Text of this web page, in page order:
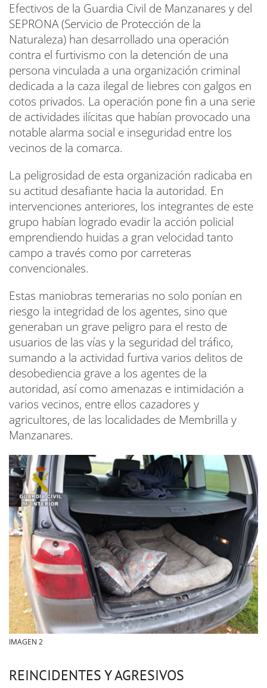
Efectivos de la Guardia Civil de Manzanares y del
SEPRONA (Servicio de Protección de la
Naturaleza) han desarrollado una operación
contra el furtivismo con la detención de una
persona vinculada a una organización criminal
dedicada a la caza ilegal de liebres con galgos en
cotos privados. La operación pone fin a una serie
de actividades ilícitas que habían provocado una
notable alarma social e inseguridad entre los
vecinos de la comarca.
La peligrosidad de esta organización radicaba en
su actitud desafiante hacia la autoridad. En
intervenciones anteriores, los integrantes de este
grupo habían logrado evadir la acción policial
emprendiendo huidas a gran velocidad tanto
campo a través como por carreteras
convencionales.
Estas maniobras temerarias no solo ponían en
riesgo la integridad de los agentes, sino que
generaban un grave peligro para el resto de
usuarios de las vías y la seguridad del tráfico,
sumando a la actividad furtiva varios delitos de
desobediencia grave a los agentes de la
autoridad, así como amenazas e intimidación a
varios vecinos, entre ellos cazadores y
agricultores, de las localidades de Membrilla y
Manzanares.
IMAGEN 2
REINCIDENTES Y AGRESIVOS